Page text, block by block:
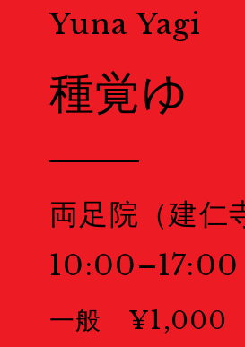
Yuna Yagi
種覚ゆ
両足院（建仁
10:00–17:00
一般 ¥1,000
Ticket チケット
Special
Welcome
Map 地図
Wheelchair